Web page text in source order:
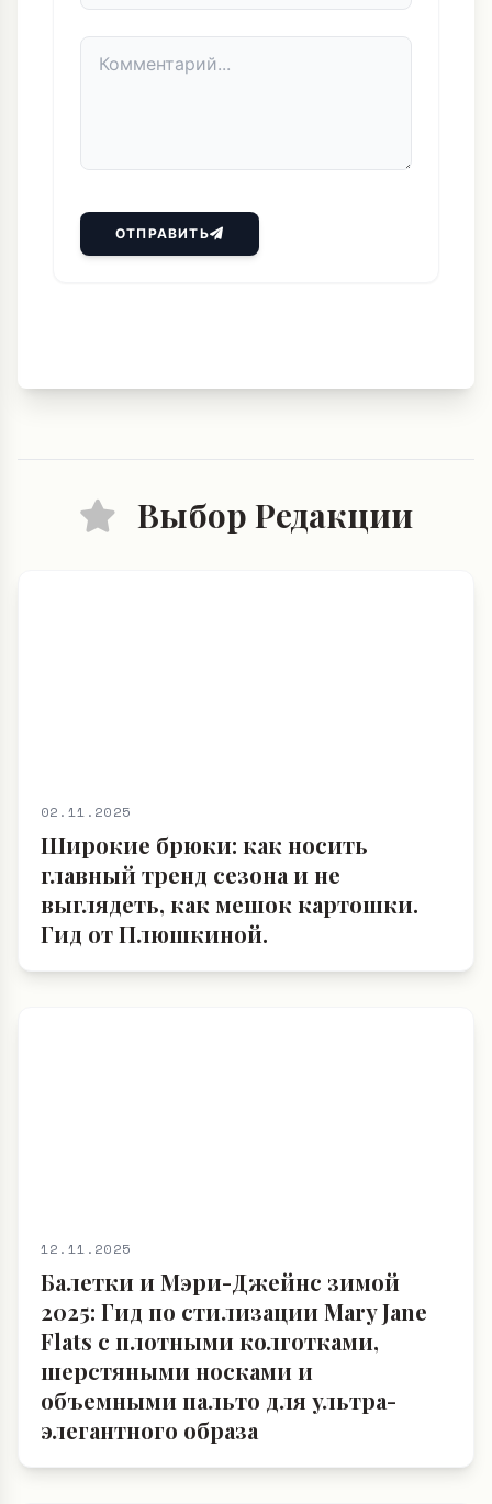
ОТПРАВИТЬ
Выбор Редакции
02.11.2025
Широкие брюки: как носить
главный тренд сезона и не
выглядеть, как мешок картошки.
Гид от Плюшкиной.
12.11.2025
Балетки и Мэри-Джейнс зимой
2025: Гид по стилизации Mary Jane
Flats с плотными колготками,
шерстяными носками и
объемными пальто для ультра-
элегантного образа